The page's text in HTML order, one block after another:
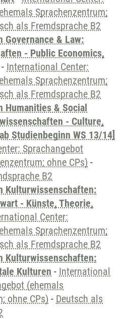
Sprachenzentrum;
als Fremdsprache B2
Governance & Law:
- Public Economics,
- International Center:
Sprachenzentrum;
als Fremdsprache B2
Humanities & Social
- Culture,
Studienbeginn WS 13/14]
Sprachangebot
ohne CPs) -
B2
Kulturwissenschaften:
- Künste, Theorie,
Center:
Sprachenzentrum;
als Fremdsprache B2
Kulturwissenschaften:
Kulturen - International
(ehemals
ohne CPs) - Deutsch als